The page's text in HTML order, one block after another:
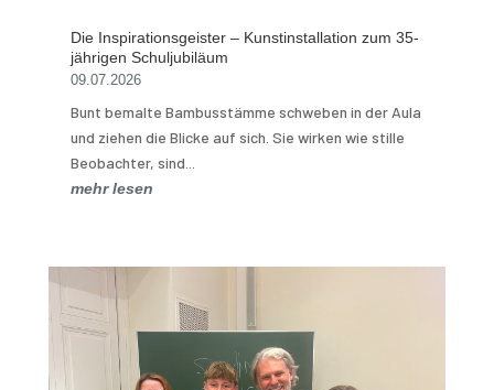
Die Inspirationsgeister – Kunstinstallation zum 35-
jährigen Schuljubiläum
09.07.2026
Bunt bemalte Bambusstämme schweben in der Aula
und ziehen die Blicke auf sich. Sie wirken wie stille
Beobachter, sind...
mehr lesen